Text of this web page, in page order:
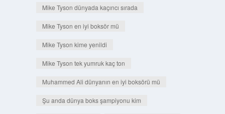
Mike Tyson dünyada kaçıncı sırada
Mike Tyson en iyi boksör mü
Mike Tyson kime yenildi
Mike Tyson tek yumruk kaç ton
Muhammed Ali dünyanın en iyi boksörü mü
Şu anda dünya boks şampiyonu kim